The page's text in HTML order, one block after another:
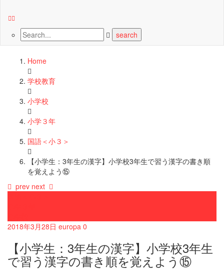
Home
学校教育
小学校
小学３年
国語＜小３＞
【小学生：3年生の漢字】小学校3年生で習う漢字の書き順
を覚えよう⑮
prev next
2018年3月28日 europa 0
【小学生：3年生の漢字】小学校3年生
で習う漢字の書き順を覚えよう⑮